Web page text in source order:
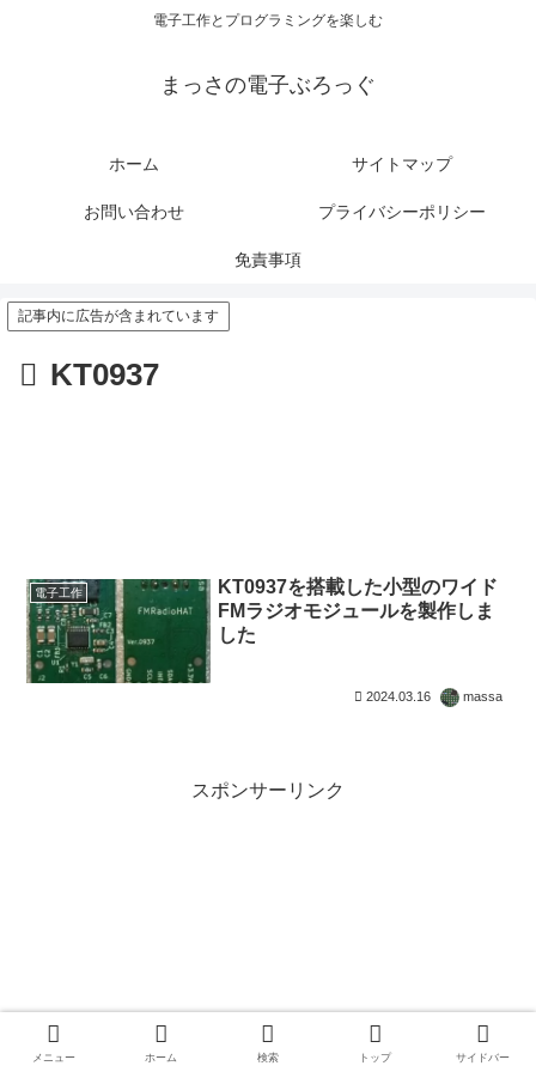
電子工作とプログラミングを楽しむ
まっさの電子ぶろっぐ
ホーム サイトマップ
お問い合わせ プライバシーポリシー
免責事項
記事内に広告が含まれています
KT0937
電子工作
KT0937を搭載した小型のワイド
FMラジオモジュールを製作しま
した
2024.03.16 massa
スポンサーリンク
メニュー ホーム 検索 トップ サイドバー